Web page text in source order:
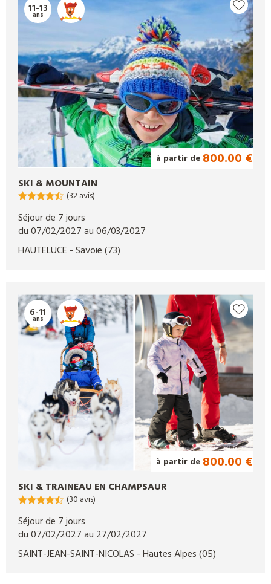
11-13
ans
à partir de 800.00 €
SKI & MOUNTAIN
(32 avis)
Séjour de 7 jours
du 07/02/2027 au 06/03/2027
HAUTELUCE - Savoie(73)
6-11
ans
à partir de 800.00 €
SKI & TRAINEAU EN CHAMPSAUR
(30 avis)
Séjour de 7 jours
du 07/02/2027 au 27/02/2027
SAINT-JEAN-SAINT-NICOLAS - Hautes Alpes(05)